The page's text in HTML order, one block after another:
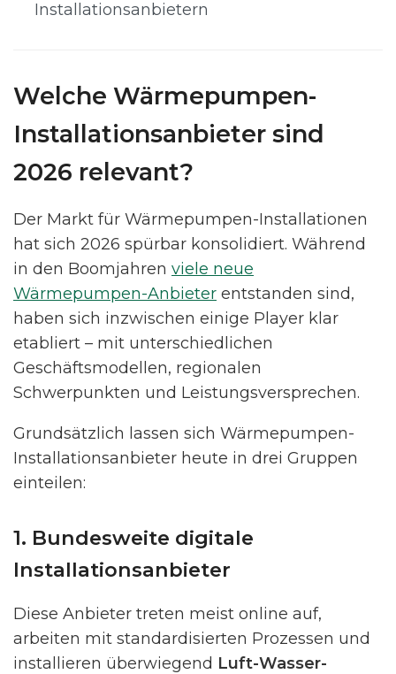
Installationsanbietern
Welche Wärmepumpen-
Installationsanbieter sind
2026 relevant?
Der Markt für Wärmepumpen-Installationen
hat sich 2026 spürbar konsolidiert. Während
in den Boomjahren viele neue
Wärmepumpen-Anbieter entstanden sind,
haben sich inzwischen einige Player klar
etabliert – mit unterschiedlichen
Geschäftsmodellen, regionalen
Schwerpunkten und Leistungsversprechen.
Grundsätzlich lassen sich Wärmepumpen-
Installationsanbieter heute in drei Gruppen
einteilen:
1. Bundesweite digitale
Installationsanbieter
Diese Anbieter treten meist online auf,
arbeiten mit standardisierten Prozessen und
installieren überwiegend Luft-Wasser-